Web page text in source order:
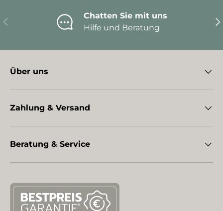
Vorherige
Chatten Sie mit uns
Hilfe und Beratung
Über uns
Zahlung & Versand
Beratung & Service